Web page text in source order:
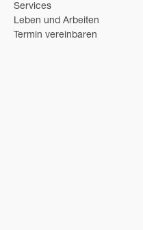
Services
Leben und Arbeiten
Termin vereinbaren